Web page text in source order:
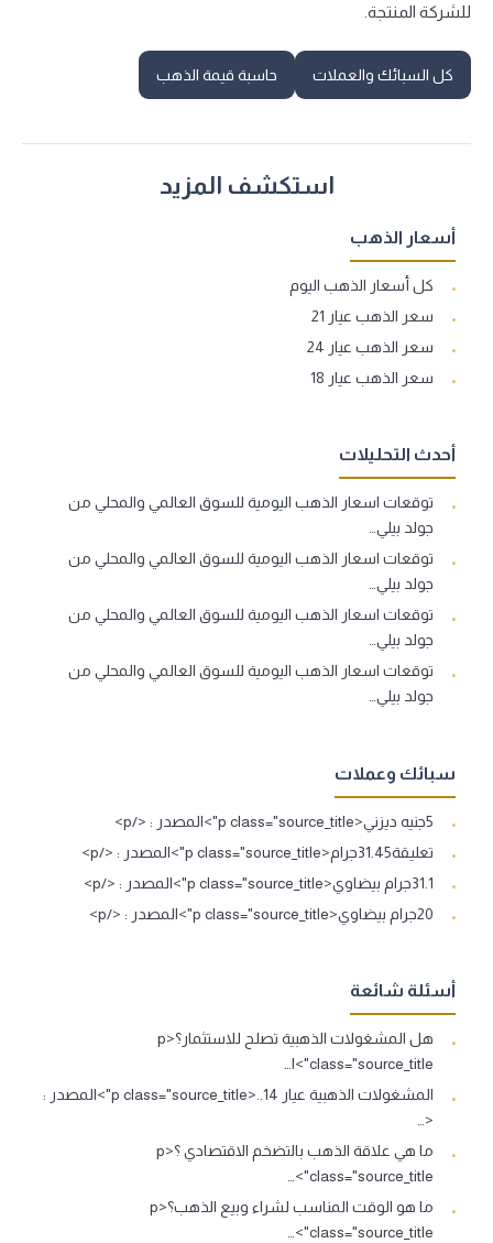
للشركة المنتجة.
كل السبائك والعملات حاسبة قيمة الذهب
استكشف المزيد
أسعار الذهب
كل أسعار الذهب اليوم
سعر الذهب عيار 21
سعر الذهب عيار 24
سعر الذهب عيار 18
أحدث التحليلات
توقعات اسعار الذهب اليومية للسوق العالمي والمحلي من
جولد بيلي…
توقعات اسعار الذهب اليومية للسوق العالمي والمحلي من
جولد بيلي…
توقعات اسعار الذهب اليومية للسوق العالمي والمحلي من
جولد بيلي…
توقعات اسعار الذهب اليومية للسوق العالمي والمحلي من
جولد بيلي…
سبائك وعملات
5جنيه ديزني<p class="source_title">المصدر : </p>
تعليقة31.45جرام<p class="source_title">المصدر : </p>
31.1جرام بيضاوي<p class="source_title">المصدر : </p>
20جرام بيضاوي<p class="source_title">المصدر : </p>
أسئلة شائعة
هل المشغولات الذهبية تصلح للاستثمار؟<p
class="source_title">ا…
المشغولات الذهبية عيار 14..<p class="source_title">المصدر :
<…
ما هي علاقة الذهب بالتضخم الاقتصادي ؟<p
class="source_title">…
ما هو الوقت المناسب لشراء وبيع الذهب؟<p
class="source_title">…